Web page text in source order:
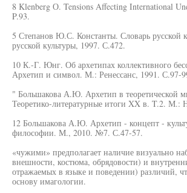
8 Klenberg О. Tensions Affecting International
P.93.
5 Степанов Ю.С. Константы. Словарь русской
русской культуры, 1997. С.472.
10 К.-Г. Юнг. Об архетипах коллективного
Архетип и символ. М.: Ренессанс, 1991. С.97-
" Большакова А.Ю. Архетип в теоретической
Теоретико-литературные итоги XX в. T.2. М.:
12 Большакова А.Ю. Архетип - концепт -
философии. М., 2010. №7. С.47-57.
«чужими» предполагает наличие визуально
внешности, костюма, обрядовости) и
отражаемых в языке и поведении) различий,
основу имагологии.